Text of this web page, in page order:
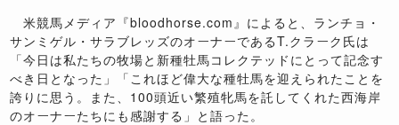
米競馬メディア『bloodhorse.com 』によると、ランチョ・
サンミゲル・サラブレッズのオーナーであるT.クラーク氏は
「今日は私たちの牧場と新種牡馬コレクテッドにとって記念す
べき日となった」「これほど偉大な種牡馬を迎えられたことを
誇りに思う。また、 100頭近い繁殖牝馬を託してくれた西海岸
のオーナーたちにも感謝する」と語った。